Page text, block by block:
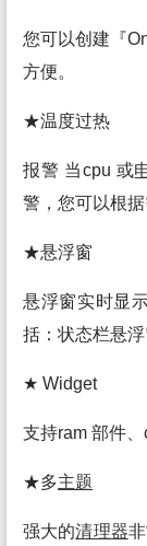
您可以创建『
方便。
★温度过热
报警 当cpu 或
警，您可以根
★悬浮窗
悬浮窗实时显
括：状态栏悬
★ Widget
支持ram 部件
★多主题
强大的清理器